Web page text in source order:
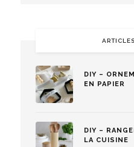
DIY –
EN PAPIER
DIY –
LA CUISINE